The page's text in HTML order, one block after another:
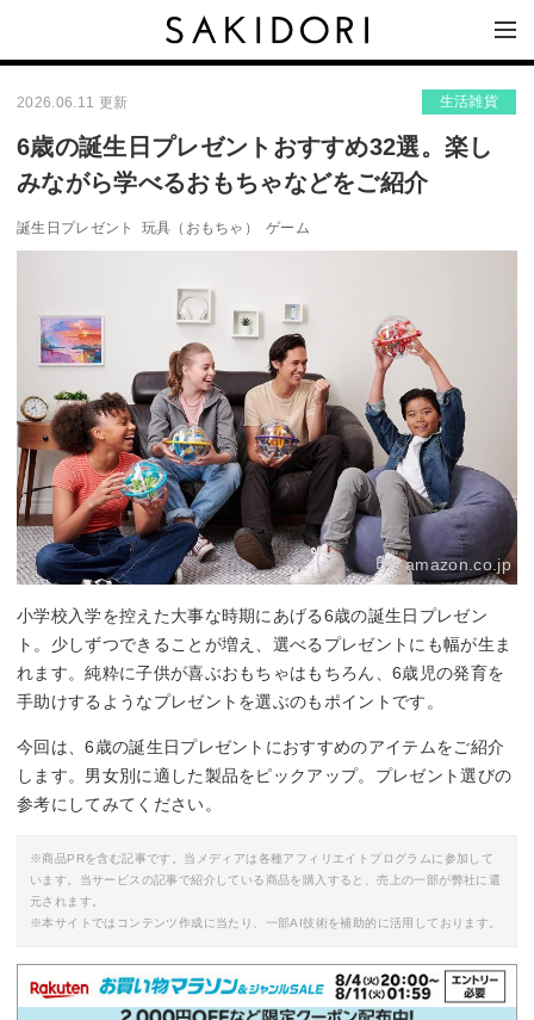
2026.06.11 更新 生活雑貨
6歳の誕生日プレゼントおすすめ32選。楽し
みながら学べるおもちゃなどをご紹介
誕生日プレゼント 玩具（おもちゃ） ゲーム
By:amazon.co.jp
小学校入学を控えた大事な時期にあげる6歳の誕生日プレゼン
ト。少しずつできることが増え、選べるプレゼントにも幅が生ま
れます。純粋に子供が喜ぶおもちゃはもちろん、6歳児の発育を
手助けするようなプレゼントを選ぶのもポイントです。
今回は、6歳の誕生日プレゼントにおすすめのアイテムをご紹介
します。男女別に適した製品をピックアップ。プレゼント選びの
参考にしてみてください。
※商品PRを含む記事です。当メディアは各種アフィリエイトプログラムに参加して
います。当サービスの記事で紹介している商品を購入すると、売上の一部が弊社に還
元されます。
※本サイトではコンテンツ作成に当たり、一部AI技術を補助的に活用しております。